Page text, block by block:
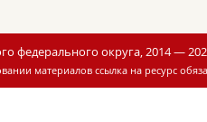
федерального округа, 2014 —
материалов ссылка на ресурс